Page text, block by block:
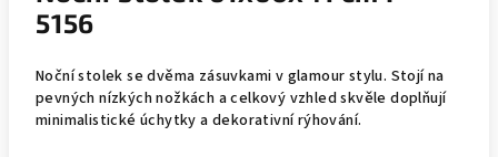
5156
Noční stolek se dvěma zásuvkami v glamour stylu. Stojí na
pevných nízkých nožkách a celkový vzhled skvěle doplňují
minimalistické úchytky a dekorativní rýhování.